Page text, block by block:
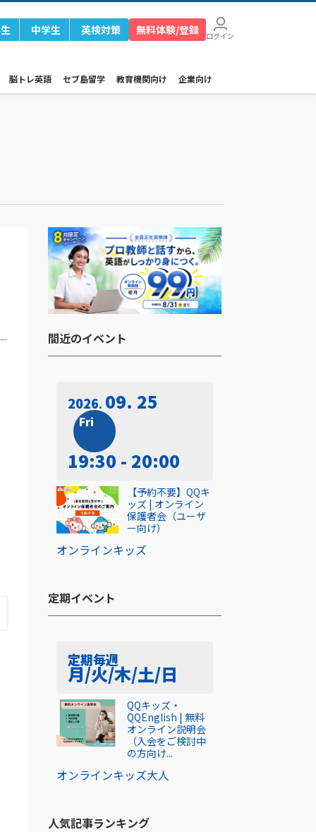
中学生 英検対策 無料体験/登録 ログイン
脳トレ英語 セブ島留学 教育機関向け 企業向け
間近のイベント​
2026 09. 25
Fri
19:30 - 20:00
オンラインキッズ
【予約不要】QQキ
ッズ | オンライン
保護者会（ユーザ
ー向け）
定期イベント​
定期毎週
月/火/木/土/日
オンラインキッズ大人
QQキッズ・
QQEnglish | 無料
オンライン説明会
（入会をご検討中
の方向け...
人気記事ランキング​